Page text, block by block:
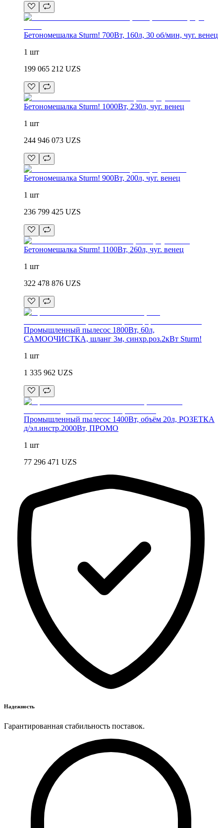
Бетономешалка Sturm! 700Вт, 160л, 30 об/мин, чуг. венец
1 шт
199 065 212 UZS
Бетономешалка Sturm! 1000Вт, 230л, чуг. венец
1 шт
244 946 073 UZS
Бетономешалка Sturm! 900Вт, 200л, чуг. венец
1 шт
236 799 425 UZS
Бетономешалка Sturm! 1100Вт, 260л, чуг. венец
1 шт
322 478 876 UZS
Промышленный пылесос 1800Вт, 60л,
САМООЧИСТКА, шланг 3м, синхр.роз.2кВт Sturm!
1 шт
1 335 962 UZS
Промышленный пылесос 1400Вт, объём 20л, РОЗЕТКА
д/эл.инстр.2000Вт, ПРОМО
1 шт
77 296 471 UZS
Надежность
Гарантированная стабильность поставок.